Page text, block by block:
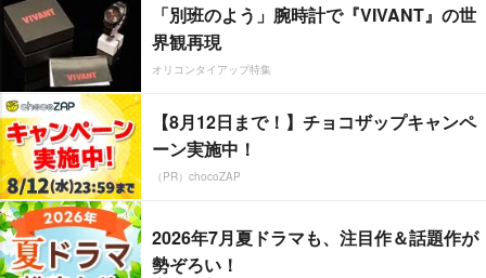
「別班のよう」腕時計で『VIVANT』の世
界観再現
オリコンタイアップ特集
【8月12日まで！】チョコザップキャンペ
ーン実施中！
（PR）chocoZAP
2026年7月夏ドラマも、注目作＆話題作が
勢ぞろい！